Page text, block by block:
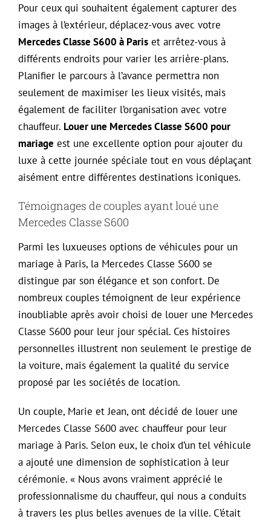
Pour ceux qui souhaitent également capturer des
images à l’extérieur, déplacez-vous avec votre
Mercedes Classe S600 à Paris et arrêtez-vous à
différents endroits pour varier les arrière-plans.
Planifier le parcours à l’avance permettra non
seulement de maximiser les lieux visités, mais
également de faciliter l’organisation avec votre
chauffeur. Louer une Mercedes Classe S600 pour
mariage est une excellente option pour ajouter du
luxe à cette journée spéciale tout en vous déplaçant
aisément entre différentes destinations iconiques.
Témoignages de couples ayant loué une
Mercedes Classe S600
Parmi les luxueuses options de véhicules pour un
mariage à Paris, la Mercedes Classe S600 se
distingue par son élégance et son confort. De
nombreux couples témoignent de leur expérience
inoubliable après avoir choisi de louer une Mercedes
Classe S600 pour leur jour spécial. Ces histoires
personnelles illustrent non seulement le prestige de
la voiture, mais également la qualité du service
proposé par les sociétés de location.
Un couple, Marie et Jean, ont décidé de louer une
Mercedes Classe S600 avec chauffeur pour leur
mariage à Paris. Selon eux, le choix d’un tel véhicule
a ajouté une dimension de sophistication à leur
cérémonie. « Nous avons vraiment apprécié le
professionnalisme du chauffeur, qui nous a conduits
à travers les plus belles avenues de la ville. C’était